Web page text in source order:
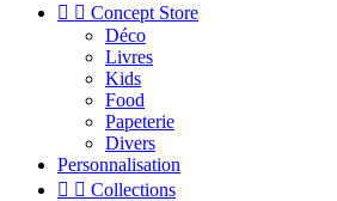
  Concept Store
Déco
Livres
Kids
Food
Papeterie
Divers
Personnalisation
  Collections